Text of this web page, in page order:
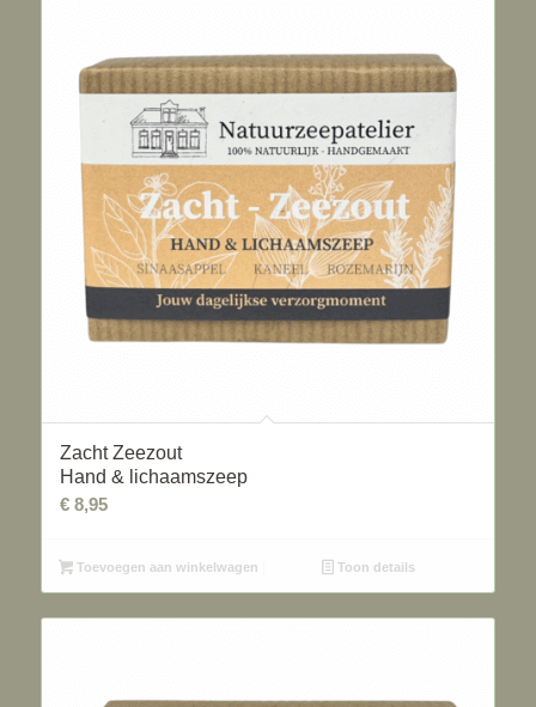
Zacht Zeezout
Hand & lichaamszeep
€8,95
Toevoegen aan winkelwagen Toon details